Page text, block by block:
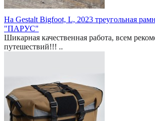
На Gestalt Bigfoot, L, 2023 треугольная
"ПАРУС"
Шикарная качественная работа, всем
путешествий!!! ..